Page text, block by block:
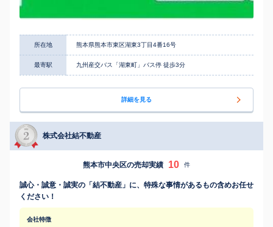
所在地 熊本県熊本市東区湖東3丁目4番16号
最寄駅 九州産交バス「湖東町」バス停 徒歩3分
詳細を見る
株式会社結不動産
熊本市中央区の売却実績 10 件
誠心・誠意・誠実の「結不動産」に、特殊な事情があるもの含めお任せ
ください！
会社特徴